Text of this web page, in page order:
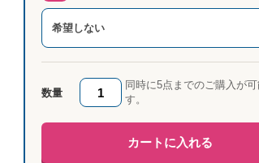
希望しない
数量
同時に5点までのご購入が
す。
カートに入れる